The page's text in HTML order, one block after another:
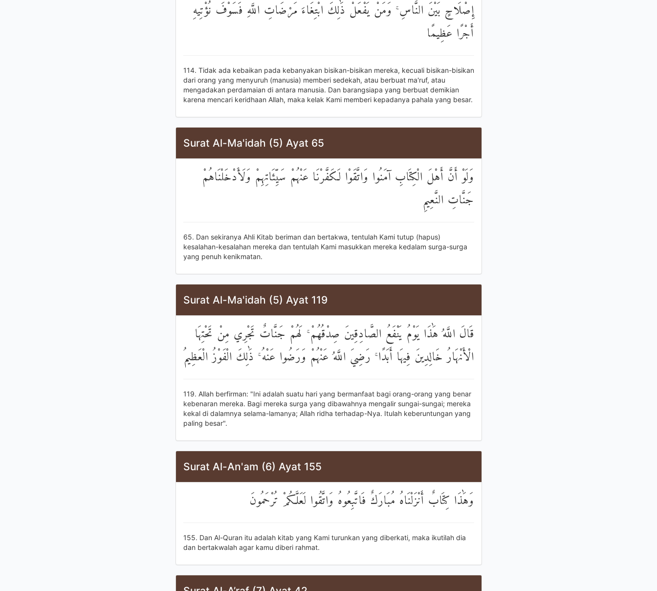
إِصْلَاحٍ بَيْنَ النَّاسِ ۚ وَمَنْ يَفْعَلْ ذَٰلِكَ ابْتِغَاءَ مَرْضَاتِ اللَّهِ فَسَوْفَ نُؤْتِيهِ
أَجْرًا عَظِيمًا
114. Tidak ada kebaikan pada kebanyakan bisikan-bisikan mereka, kecuali bisikan-bisikan
dari orang yang menyuruh (manusia) memberi sedekah, atau berbuat ma'ruf, atau
mengadakan perdamaian di antara manusia. Dan barangsiapa yang berbuat demikian
karena mencari keridhaan Allah, maka kelak Kami memberi kepadanya pahala yang besar.
Surat Al-Ma'idah (5) Ayat 65
وَلَوْ أَنَّ أَهْلَ الْكِتَابِ آمَنُوا وَاتَّقَوْا لَكَفَّرْنَا عَنْهُمْ سَيِّئَاتِهِمْ وَلَأَدْخَلْنَاهُمْ
جَنَّاتِ النَّعِيمِ
65. Dan sekiranya Ahli Kitab beriman dan bertakwa, tentulah Kami tutup (hapus)
kesalahan-kesalahan mereka dan tentulah Kami masukkan mereka kedalam surga-surga
yang penuh kenikmatan.
Surat Al-Ma'idah (5) Ayat 119
قَالَ اللَّهُ هَٰذَا يَوْمُ يَنْفَعُ الصَّادِقِينَ صِدْقُهُمْ ۚ لَهُمْ جَنَّاتٌ تَجْرِي مِنْ تَحْتِهَا
الْأَنْهَارُ خَالِدِينَ فِيهَا أَبَدًا ۚ رَضِيَ اللَّهُ عَنْهُمْ وَرَضُوا عَنْهُ ۚ ذَٰلِكَ الْفَوْزُ الْعَظِيمُ
119. Allah berfirman: "Ini adalah suatu hari yang bermanfaat bagi orang-orang yang benar
kebenaran mereka. Bagi mereka surga yang dibawahnya mengalir sungai-sungai; mereka
kekal di dalamnya selama-lamanya; Allah ridha terhadap-Nya. Itulah keberuntungan yang
paling besar".
Surat Al-An'am (6) Ayat 155
وَهَٰذَا كِتَابٌ أَنْزَلْنَاهُ مُبَارَكٌ فَاتَّبِعُوهُ وَاتَّقُوا لَعَلَّكُمْ تُرْحَمُونَ
155. Dan Al-Quran itu adalah kitab yang Kami turunkan yang diberkati, maka ikutilah dia
dan bertakwalah agar kamu diberi rahmat.